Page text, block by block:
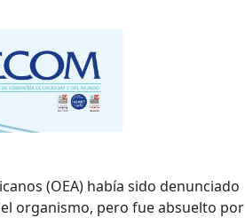
(OEA) había sido denunciado
organismo, pero fue absuelto por